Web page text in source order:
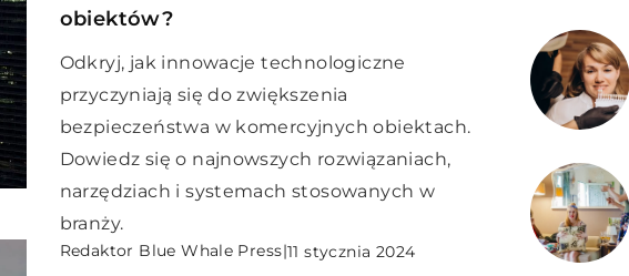
obiektów?
Odkryj, jak innowacje technologiczne
przyczyniają się do zwiększenia
bezpieczeństwa w komercyjnych obiektach.
Dowiedz się o najnowszych rozwiązaniach,
narzędziach i systemach stosowanych w
branży.
Redaktor Blue Whale Press|11 stycznia 2024